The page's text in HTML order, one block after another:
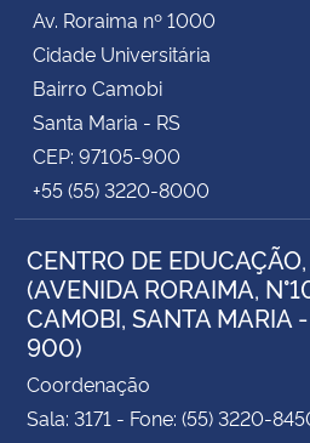
Av. Roraima nº 1000
Cidade Universitária
Bairro Camobi
Santa Maria - RS
CEP: 97105-900
+55 (55) 3220-8000
CENTRO DE
(AVENIDA RORAIMA,
CAMOBI, SANTA MARIA
900)
Coordenação
Sala: 3171 - Fone: (55) 3220-